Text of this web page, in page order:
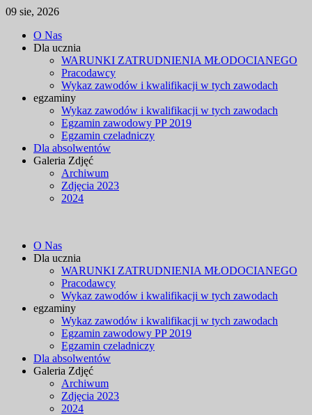
09 sie, 2026
Skip
O Nas
Dla ucznia
WARUNKI ZATRUDNIENIA MŁODOCIANEGO
Pracodawcy
Wykaz zawodów i kwalifikacji w tych zawodach
egzaminy
Wykaz zawodów i kwalifikacji w tych zawodach
Egzamin zawodowy PP 2019
Egzamin czeladniczy
Dla absolwentów
Galeria Zdjęć
Archiwum
Zdjęcia 2023
2024
O Nas
Dla ucznia
WARUNKI ZATRUDNIENIA MŁODOCIANEGO
Pracodawcy
Wykaz zawodów i kwalifikacji w tych zawodach
egzaminy
Wykaz zawodów i kwalifikacji w tych zawodach
Egzamin zawodowy PP 2019
Egzamin czeladniczy
Dla absolwentów
Galeria Zdjęć
Archiwum
Zdjęcia 2023
2024